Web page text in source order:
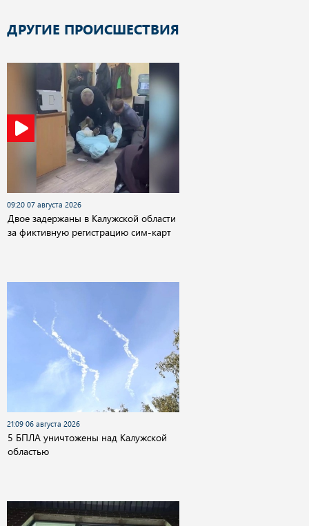
ДРУГИЕ ПРОИСШЕСТВИЯ
09:20 07 августа 2026
Двое задержаны в Калужской области
за фиктивную регистрацию сим-карт
21:09 06 августа 2026
5 БПЛА уничтожены над Калужской
областью